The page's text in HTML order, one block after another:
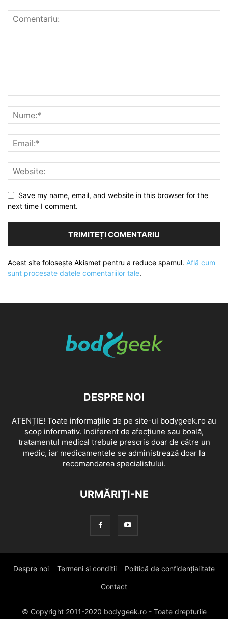
Save my name, email, and website in this browser for the
next time I comment.
Acest site folosește Akismet pentru a reduce spamul. Află cum
sunt procesate datele comentariilor tale.
DESPRE NOI
ATENȚIE! Toate informațiile de pe site-ul bodygeek.ro au
scop informativ. Indiferent de afecțiune sau boală,
tratamentul medical trebuie prescris doar de către un
medic, iar medicamentele se administrează doar la
recomandarea specialistului.
URMĂRIȚI-NE
Despre noi Termeni si conditii Politică de confidențialitate
Contact
© Copyright 2011-2020 bodygeek.ro - Toate drepturile